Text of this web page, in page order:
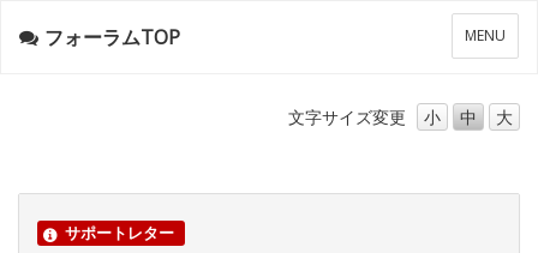
メ
ニ
ー
MENU
フォーラムTOP
文字サイズ変更 小 中 大
サポートレター